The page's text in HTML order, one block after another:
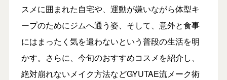
スメに囲まれた自宅や、運動が嫌いながら体型キ
ープのためにジムへ通う姿、そして、意外と食事
にはまったく気を遣わないという普段の生活を明
かす。さらに、今旬のおすすめコスメを紹介し、
絶対崩れないメイク方法などGYUTAE流メーク術